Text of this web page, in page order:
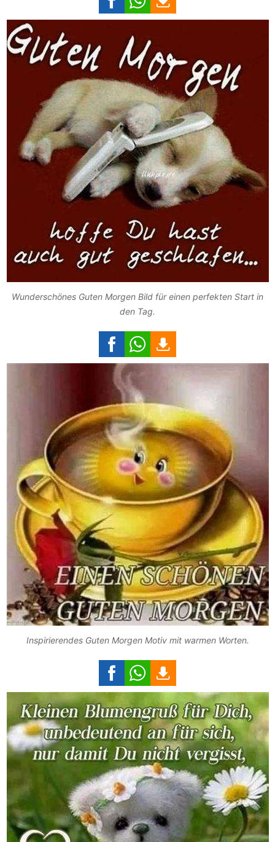
Wunderschönes Guten Morgen Bild für einen perfekten Start in
den Tag.
Inspirierendes Guten Morgen Motiv mit warmen Worten.